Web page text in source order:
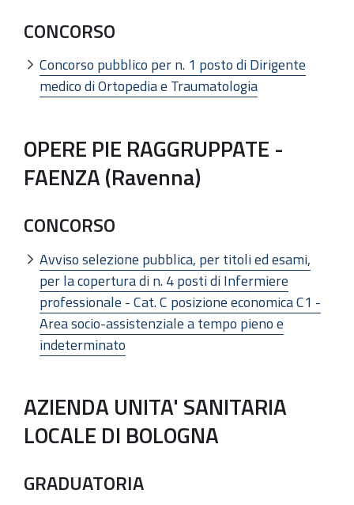
CONCORSO
Concorso pubblico per n. 1 posto di Dirigente
medico di Ortopedia e Traumatologia
OPERE PIE RAGGRUPPATE -
FAENZA (Ravenna)
CONCORSO
Avviso selezione pubblica, per titoli ed esami,
per la copertura di n. 4 posti di Infermiere
professionale - Cat. C posizione economica C1 -
Area socio-assistenziale a tempo pieno e
indeterminato
AZIENDA UNITA' SANITARIA
LOCALE DI BOLOGNA
GRADUATORIA